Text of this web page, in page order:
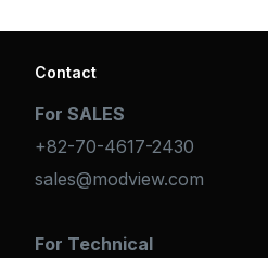
Contact
For SALES
+82-70-4617-2430
sales@modview.com
For Technical